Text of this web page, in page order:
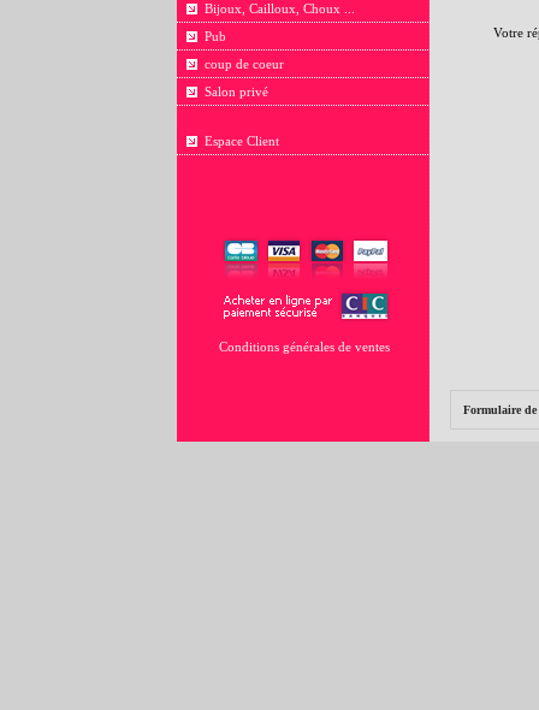
Bijoux, Cailloux, Choux ...
Pub
coup de coeur
Salon privé
Espace Client
Conditions générales de ventes
Votre
Formulaire de